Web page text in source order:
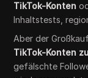
TikTok-Konten
Inhaltstests,
Aber der
TikTok-Konten
gefälschte